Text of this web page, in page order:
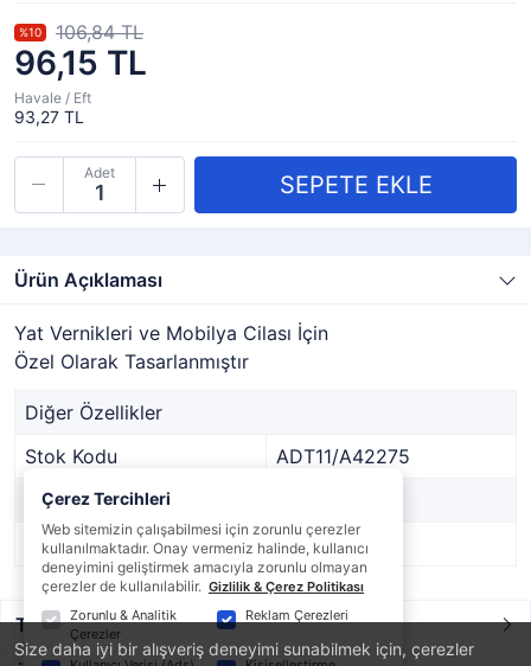
Size daha iyi bir alışveriş deneyimi sunabilmek için, çerezler
96,15 TL
%10 106,84 TL
Havale / Eft
93,27 TL
Adet
Ürün Açıklaması
Yat Vernikleri ve Mobilya Cilası İçin
Özel Olarak Tasarlanmıştır
Diğer Özellikler
Stok Kodu
ADT11/A42275
Marka
Stok Durumu
Var
Taksit / Ödeme Seçenekleri
Çerez Tercihleri
Web sitemizin çalışabilmesi için zorunlu çerezler
kullanılmaktadır. Onay vermeniz halinde, kullanıcı
deneyimini geliştirmek amacıyla zorunlu olmayan
çerezler de kullanılabilir. Gizlilik & Çerez Politikası
Zorunlu & Analitik
Çerezler
Reklam Çerezleri